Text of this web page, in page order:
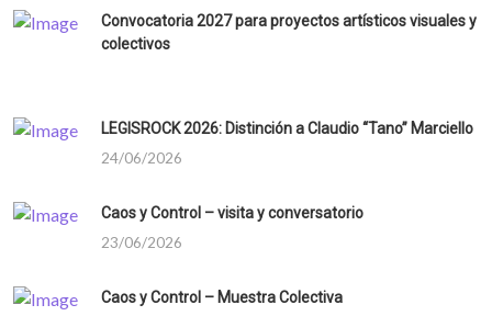
Convocatoria 2027 para proyectos artísticos visuales y
colectivos
LEGISROCK 2026: Distinción a Claudio “Tano” Marciello
24/06/2026
Caos y Control – visita y conversatorio
23/06/2026
Caos y Control – Muestra Colectiva